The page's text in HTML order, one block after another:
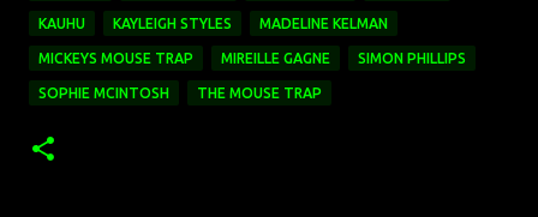
KAUHU KAYLEIGH STYLES MADELINE KELMAN
MICKEYS MOUSE TRAP MIREILLE GAGNE SIMON PHILLIPS
SOPHIE MCINTOSH THE MOUSE TRAP